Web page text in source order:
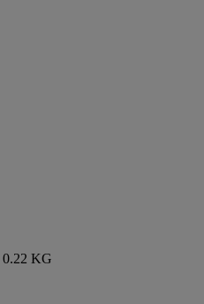
0.22 KG